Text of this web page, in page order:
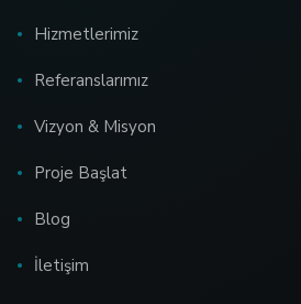
Hizmetlerimiz
Referanslarımız
Vizyon & Misyon
Proje Başlat
Blog
İletişim